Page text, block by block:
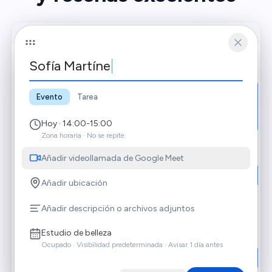
7
09:00
612 987 65• (SMS enviado ✅)
12:00
Sofía Martínez 612 345 67•
Sofía Martínez 612 345 67•
Evento Tarea
Hoy · 14:00-15:00
Zona horaria · No se repite
Añadir videollamada de Google Meet
Añadir ubicación
Añadir descripción o archivos adjuntos
Estudio de belleza
Ocupado · Visibilidad predeterminada · Avisar 1 día antes